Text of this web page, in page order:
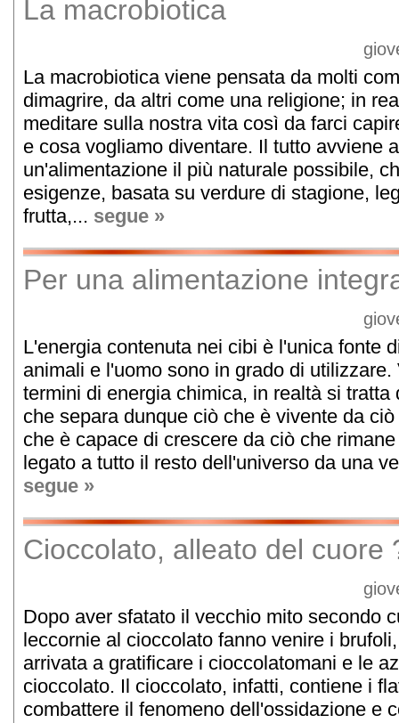
La macrobiotica
La macrobiotica viene pensata da molti
dimagrire, da altri come una religione; in
meditare sulla nostra vita così da farci
e cosa vogliamo diventare. Il tutto avviene
un'alimentazione il più naturale possibile,
esigenze, basata su verdure di stagione,
frutta,... segue »
Per una alimentazione
L'energia contenuta nei cibi è l'unica fonte
animali e l'uomo sono in grado di
termini di energia chimica, in realtà si tratta
che separa dunque ciò che è vivente da
che è capace di crescere da ciò che
legato a tutto il resto dell'universo da una
segue »
Cioccolato, alleato del cuore
Dopo aver sfatato il vecchio mito secondo
leccornie al cioccolato fanno venire i
arrivata a gratificare i cioccolatomani e le
cioccolato. Il cioccolato, infatti, contiene i
combattere il fenomeno dell'ossidazione e